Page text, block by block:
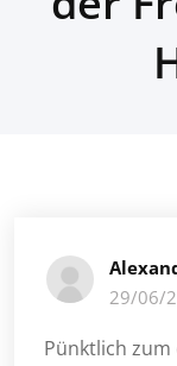
29/06/
Pünktlich